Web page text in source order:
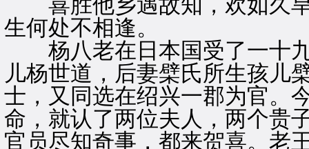
喜胜他乡遇故知，欢如久旱
生何处不相逢。
杨八老在日本国受了一十九
儿杨世道，后妻檗氏所生孩儿
士，又同选在绍兴一郡为官。
命，就认了两位夫人，两个贵
官员尽知奇事，都来贺喜。老